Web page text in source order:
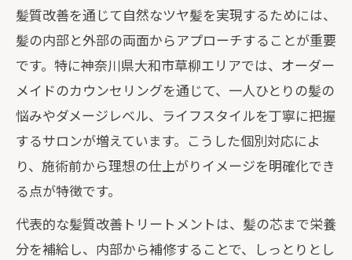
髪質改善を通じて自然なツヤ髪を実現するためには、
髪の内部と外部の両面からアプローチすることが重要
です。特に神奈川県大和市草柳エリアでは、オーダー
メイドのカウンセリングを通じて、一人ひとりの髪の
悩みやダメージレベル、ライフスタイルを丁寧に把握
するサロンが増えています。こうした個別対応によ
り、施術前から理想の仕上がりイメージを明確化でき
る点が特徴です。
代表的な髪質改善トリートメントは、髪の芯まで栄養
分を補給し、内部から補修することで、しっとりとし